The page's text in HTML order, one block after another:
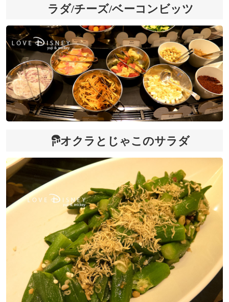
ラダ/チーズ/ベーコンビッツ
オクラとじゃこのサラダ